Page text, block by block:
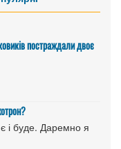
постраждали двоє
і буде. Даремно я